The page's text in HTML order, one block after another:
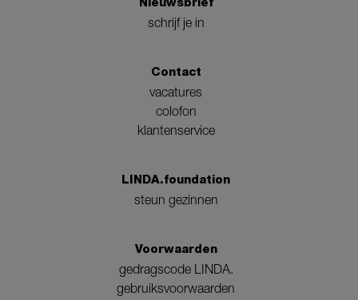
schrijf je in
Contact
vacatures
colofon
klantenservice
LINDA.foundation
steun gezinnen
Voorwaarden
gedragscode LINDA.
gebruiksvoorwaarden